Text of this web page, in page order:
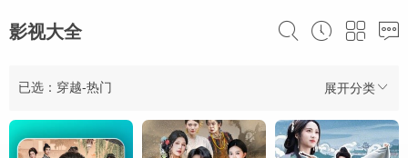
影视大全
展开分类
已选：穿越-热门